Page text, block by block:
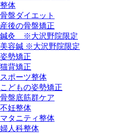
整体
骨盤ダイエット
産後の骨盤矯正
鍼灸 ※大沢野院限定
美容鍼 ※大沢野院限定
姿勢矯正
猫背矯正
スポーツ整体
こどもの姿勢矯正
骨盤底筋群ケア
不妊整体
マタニティ整体
婦人科整体